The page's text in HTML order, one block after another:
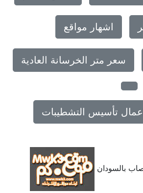
اشهار مواقع
سعر متر الخرسانة العادية
تأسيس التشطيبات
بالسودان